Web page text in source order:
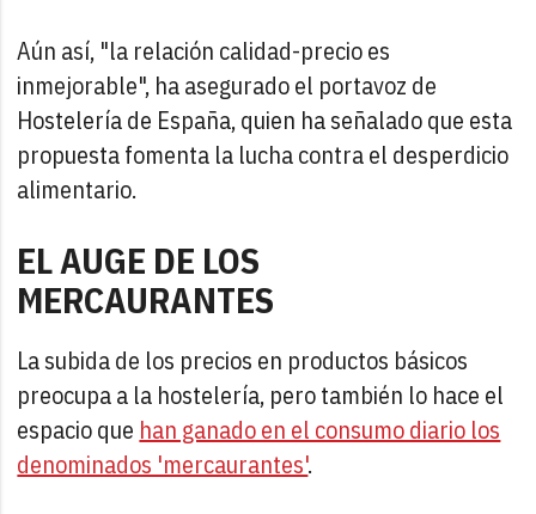
Aún así, "la relación calidad-precio es
inmejorable", ha asegurado el portavoz de
Hostelería de España, quien ha señalado que esta
propuesta fomenta la lucha contra el desperdicio
alimentario.
EL AUGE DE LOS
MERCAURANTES
La subida de los precios en productos básicos
preocupa a la hostelería, pero también lo hace el
espacio que han ganado en el consumo diario los
denominados 'mercaurantes'.